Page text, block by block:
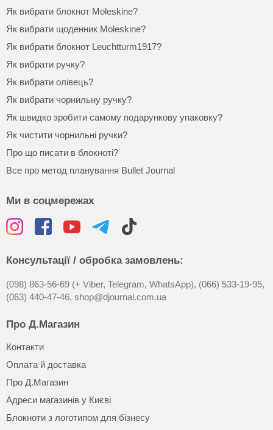
Як вибрати блокнот Moleskine?
Як вибрати щоденник Moleskine?
Як вибрати блокнот Leuchtturm1917?
Як вибрати ручку?
Як вибрати олівець?
Як вибрати чорнильну ручку?
Як швидко зробити самому подарункову упаковку?
Як чистити чорнильні ручки?
Про що писати в блокноті?
Все про метод планування Bullet Journal
Ми в соцмережах
Консультації / обробка замовлень:
(098) 863-56-69 (+ Viber, Telegram, WhatsApp), (066) 533-19-95,
(063) 440-47-46, shop@djournal.com.ua
Про Д.Магазин
Контакти
Оплата й доставка
Про Д.Магазин
Адреси магазинів у Києві
Блокноти з логотипом для бізнесу